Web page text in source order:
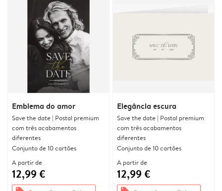
Emblema do amor
Save the date | Postal premium
com três acabamentos
diferentes
Conjunto de 10 cartões
A partir de
12,99 €
Elegância escura
Save the date | Postal premium
com três acabamentos
diferentes
Conjunto de 10 cartões
A partir de
12,99 €